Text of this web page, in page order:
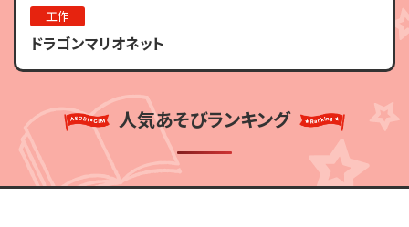
工作
ドラゴンマリオネット
人気あそびランキング